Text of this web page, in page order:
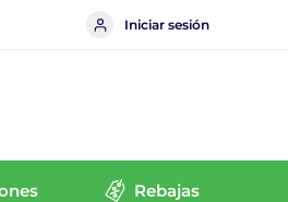
Iniciar sesión
Rebajas